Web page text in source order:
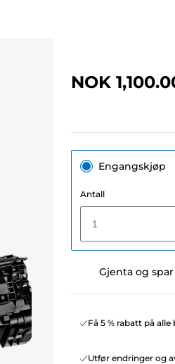
NOK
Engangskjøp
Antall
1
Gjenta og spar
Få 5 % rabatt på
Utfør endringer og